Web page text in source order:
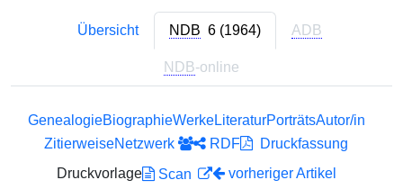
Übersicht NDB 6 (1964) ADB
NDB-online
GenealogieBiographieWerkeLiteraturPorträtsAutor/in
ZitierweiseNetzwerk RDF
Druckfassung
Druckvorlage
Scan
vorheriger Artikel